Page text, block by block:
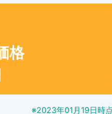
格
※2023年01月19日時